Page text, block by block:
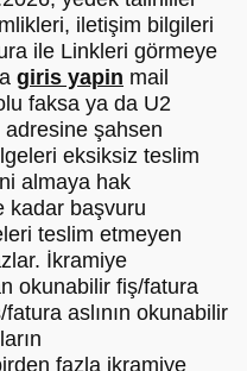
iletişim bilgileri
ile Linkleri görmeye
giris yapin mail
faksa ya da U2
adresine şahsen
eksiksiz teslim
almaya hak
kadar başvuru
teslim etmeyen
İkramiye
okunabilir fiş/fatura
aslının okunabilir
fazla ikramiye